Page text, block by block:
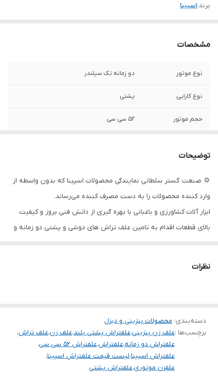
برند:اسپینا
مشخصات
نوع موتور دو زمانه تک سیلندر
نوع کارایی پشتی
حجم موتور 52 سی سی
توضیحات
💢 صنعت گستر سلطانی نمایندگی محصولات اسپینا که بدون واسطه از
وارد کننده محصولات را به دست مصرف کننده می‌رساند.
ابزار آلات کشاورزی و باغبانی با بهره گیری از دانش فنی بروز و کیفیت
بالای قطعات اقدام به تامین علف تراش های دوشی و پشتی دو زمانه و
کنندگان قرار گرفته است.
نظرات
دسته‌بندی: محصولات بنزینی و دیزل
برچسب‌ها :علف زن بنزینی،علفتراش پشتی بلند،علف زن،علف تراش،
علفتراش دو زمانه،علفتراش،علفتراش 52 سی سی
،
علفتراش اسپینا،لیست قیمت علفتراش اسپینا،
علفزن موتوری،علفتراش پشتی